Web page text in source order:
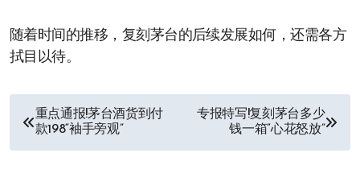
随着时间的推移，复刻茅台的后续发展如何，还需各方
拭目以待。
文
章
重点通报!茅台酒货到付
款198“袖手旁观”
专报特写!复刻茅台多少
钱一箱“心花怒放”